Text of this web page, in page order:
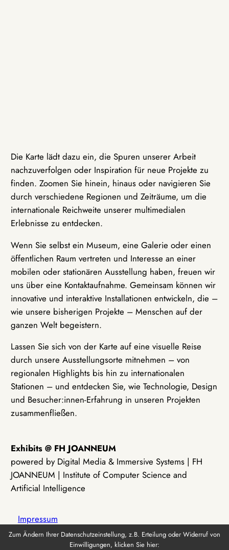
Die Karte lädt dazu ein, die Spuren unserer Arbeit
nachzuverfolgen oder Inspiration für neue Projekte zu
finden. Zoomen Sie hinein, hinaus oder navigieren Sie
durch verschiedene Regionen und Zeiträume, um die
internationale Reichweite unserer multimedialen
Erlebnisse zu entdecken.
Wenn Sie selbst ein Museum, eine Galerie oder einen
öffentlichen Raum vertreten und Interesse an einer
mobilen oder stationären Ausstellung haben, freuen wir
uns über eine Kontaktaufnahme. Gemeinsam können wir
innovative und interaktive Installationen entwickeln, die –
wie unsere bisherigen Projekte – Menschen auf der
ganzen Welt begeistern.
Lassen Sie sich von der Karte auf eine visuelle Reise
durch unsere Ausstellungsorte mitnehmen – von
regionalen Highlights bis hin zu internationalen
Stationen – und entdecken Sie, wie Technologie, Design
und Besucher:innen-Erfahrung in unseren Projekten
zusammenfließen.
Exhibits @ FH JOANNEUM
powered by Digital Media & Immersive Systems | FH
JOANNEUM | Institute of Computer Science and
Artificial Intelligence
Impressum
Zum Ändern Ihrer Datenschutzeinstellung, z.B. Erteilung oder Widerruf von
Einwilligungen, klicken Sie hier: